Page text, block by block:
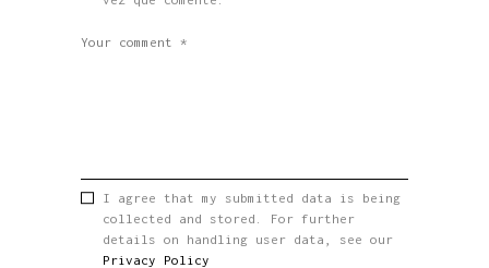
I agree that my submitted data is being
collected and stored. For further
details on handling user data, see our
Privacy Policy